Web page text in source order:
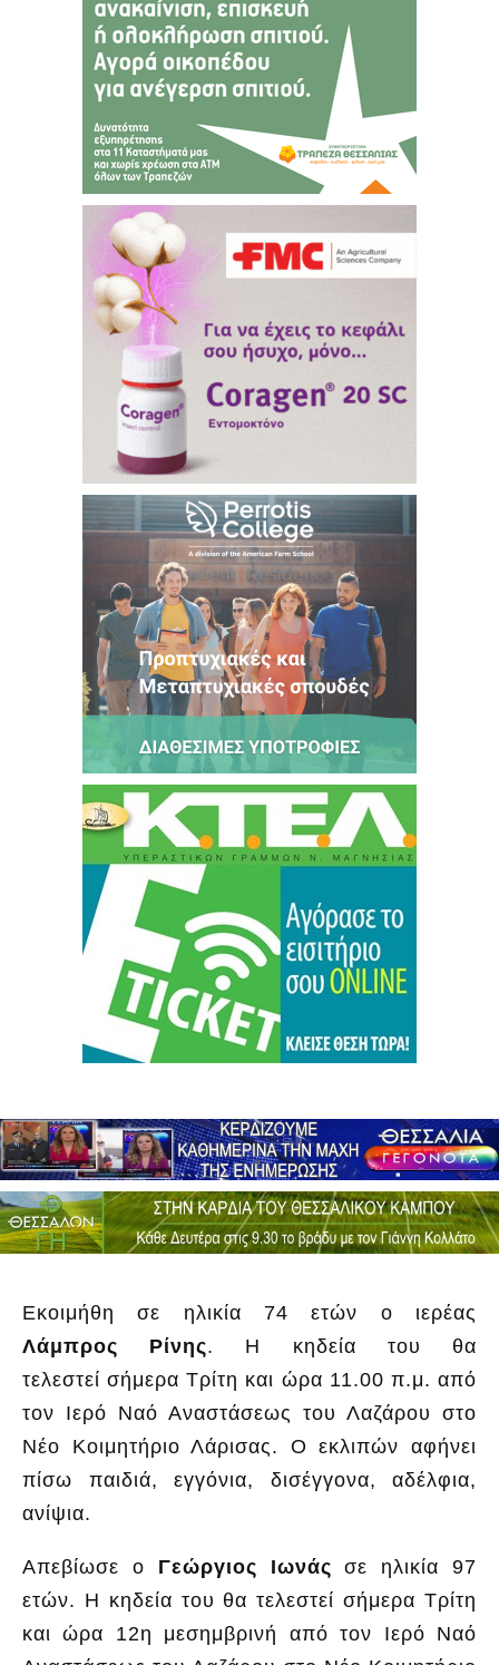
Εκοιμήθη σε ηλικία 74 ετών ο ιερέας
Λάμπρος Ρίνης. Η κηδεία του θα
τελεστεί σήμερα Τρίτη και ώρα 11.00 π.μ. από
τον Ιερό Ναό Αναστάσεως του Λαζάρου στο
Νέο Κοιμητήριο Λάρισας. Ο εκλιπών αφήνει
πίσω παιδιά, εγγόνια, δισέγγονα, αδέλφια,
ανίψια.
Απεβίωσε ο Γεώργιος Ιωνάς σε ηλικία 97
ετών. Η κηδεία του θα τελεστεί σήμερα Τρίτη
και ώρα 12η μεσημβρινή από τον Ιερό Ναό